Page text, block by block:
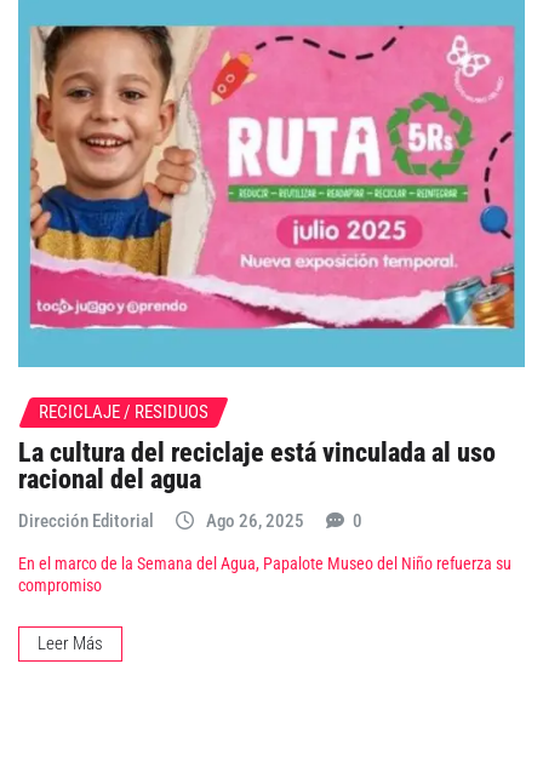
RECICLAJE / RESIDUOS
La cultura del reciclaje está vinculada al uso
racional del agua
Dirección Editorial Ago 26, 2025 0
En el marco de la Semana del Agua, Papalote Museo del Niño refuerza su
compromiso
Leer Más